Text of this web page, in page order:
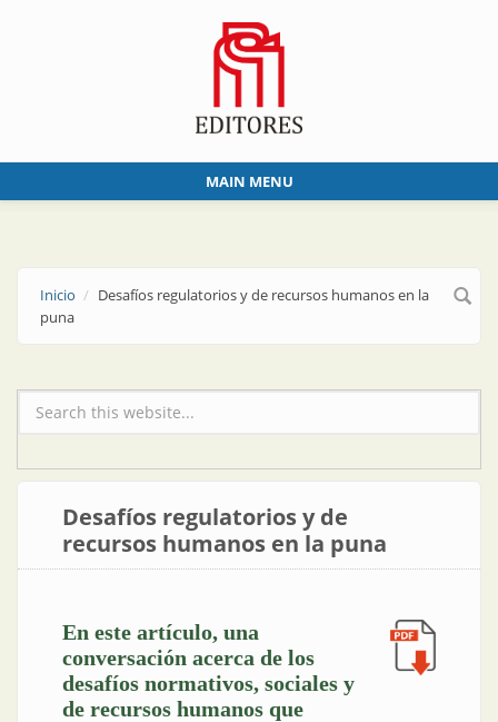
MAIN MENU
Inicio
Desafíos regulatorios y de recursos humanos en la
puna
Formulario de búsqueda
Desafíos regulatorios y de
recursos humanos en la puna
En este artículo, una
conversación acerca de los
desafíos normativos, sociales y
de recursos humanos que